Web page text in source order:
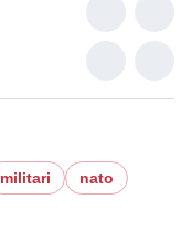
militari
nato